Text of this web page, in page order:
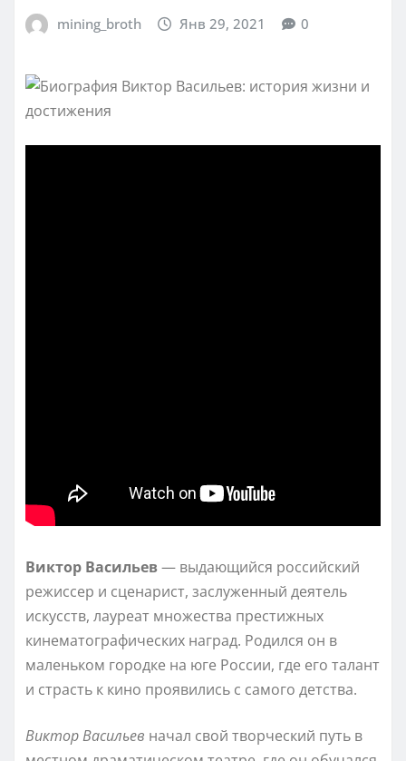
mining_broth Янв 29, 2021 0
Виктор Васильев— выдающийся российский
режиссер и сценарист, заслуженный деятель
искусств, лауреат множества престижных
кинематографических наград. Родился он в
маленьком городке на юге России, где его талант
и страсть к кино проявились с самого детства.
Виктор Васильев начал свой творческий путь в